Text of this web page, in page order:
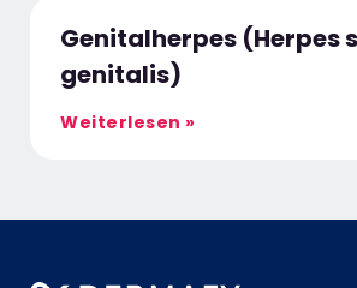
Genitalherpes (Herpes
genitalis)
Weiterlesen »